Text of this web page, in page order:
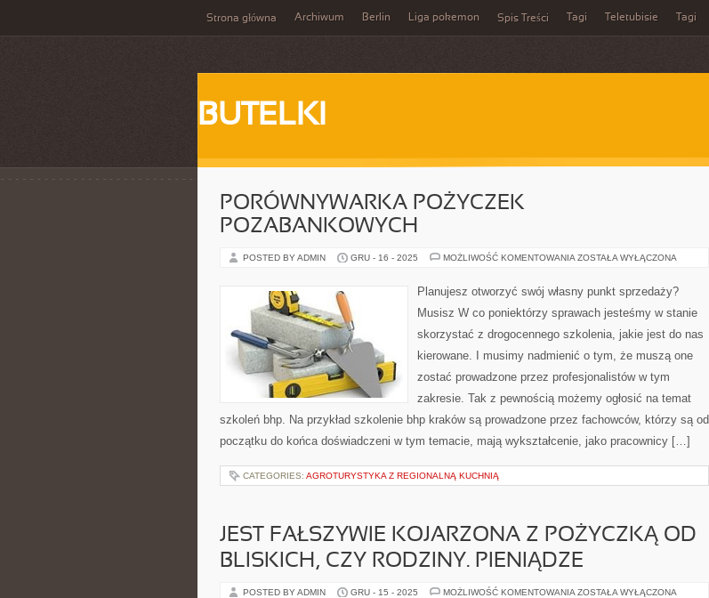
Strona główna Archiwum Berlin Liga pokemon Spis Treści Tagi Teletubisie Tagi
BUTELKI
PORÓWNYWARKA POŻYCZEK
POZABANKOWYCH
POSTED BY ADMIN GRU - 16 - 2025 MOŻLIWOŚĆ KOMENTOWANIA PORÓWNYWARKA
ZOSTAŁA WYŁĄCZONA
Planujesz otworzyć swój własny punkt sprzedaży?
Musisz W co poniektórzy sprawach jesteśmy w stanie
skorzystać z drogocennego szkolenia, jakie jest do nas
kierowane. I musimy nadmienić o tym, że muszą one
zostać prowadzone przez profesjonalistów w tym
zakresie. Tak z pewnością możemy ogłosić na temat
szkoleń bhp. Na przykład szkolenie bhp kraków są prowadzone przez fachowców, którzy są od
początku do końca doświadczeni w tym temacie, mają wykształcenie, jako pracownicy […]
CATEGORIES: AGROTURYSTYKA Z REGIONALNĄ KUCHNIĄ
JEST FAŁSZYWIE KOJARZONA Z POŻYCZKĄ OD
BLISKICH, CZY RODZINY. PIENIĄDZE
POSTED BY ADMIN GRU - 15 - 2025 MOŻLIWOŚĆ KOMENTOWANIA JEST
ZOSTAŁA WYŁĄCZONA